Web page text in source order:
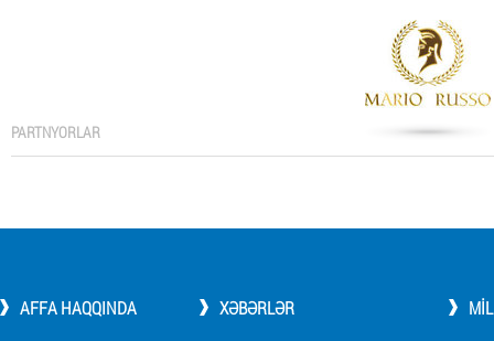
PARTNYORLAR
AFFA HAQQINDA XƏBƏRLƏR